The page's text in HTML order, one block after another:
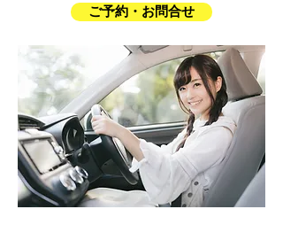
ご予約・お問合せ